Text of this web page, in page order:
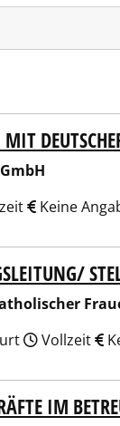
Keine
V.
Vollzeit
IM